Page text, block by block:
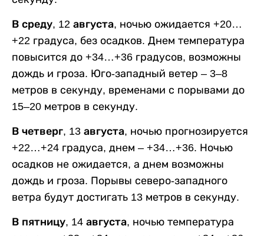
В среду, 12 августа, ночью ожидается +20…
+22 градуса, без осадков. Днем температура
повысится до +34…+36 градусов, возможны
дождь и гроза. Юго-западный ветер – 3–8
метров в секунду, временами с порывами до
15–20 метров в секунду.
В четверг, 13 августа, ночью прогнозируется
+22…+24 градуса, днем – +34…+36. Ночью
осадков не ожидается, а днем возможны
дождь и гроза. Порывы северо-западного
ветра будут достигать 13 метров в секунду.
В пятницу, 14 августа, ночью температура